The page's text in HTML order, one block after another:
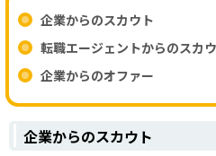
企業からのスカウト
転職エージェントからのスカ
企業からのオファー
企業からのスカウト